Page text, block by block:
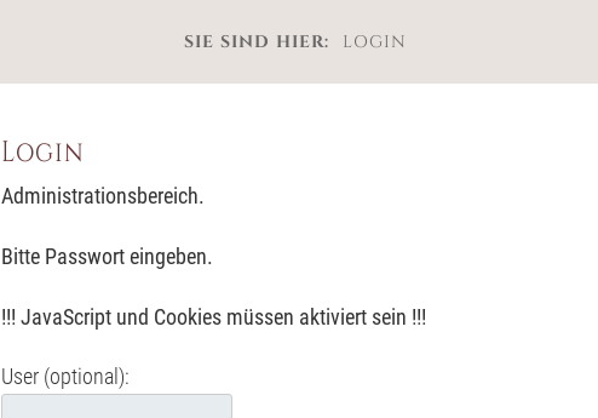
SIE SIND HIER: LOGIN
Login
Administrationsbereich.
Bitte Passwort eingeben.
!!! JavaScript und Cookies müssen aktiviert sein !!!
User (optional):